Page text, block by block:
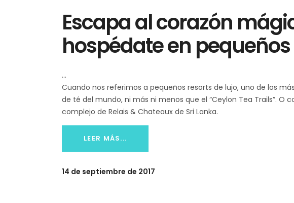
Escapa al corazón
hospédate en
Cuando nos referimos a pequeños resorts de lujo, uno de los
de té del mundo, ni más ni menos que el “Ceylon Tea Trails”. O
complejo de Relais & Chateaux de Sri Lanka.
LEER MÁS...
14 de septiembre de 2017